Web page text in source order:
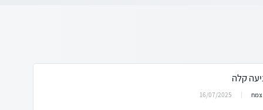
צמח 16/07/2025